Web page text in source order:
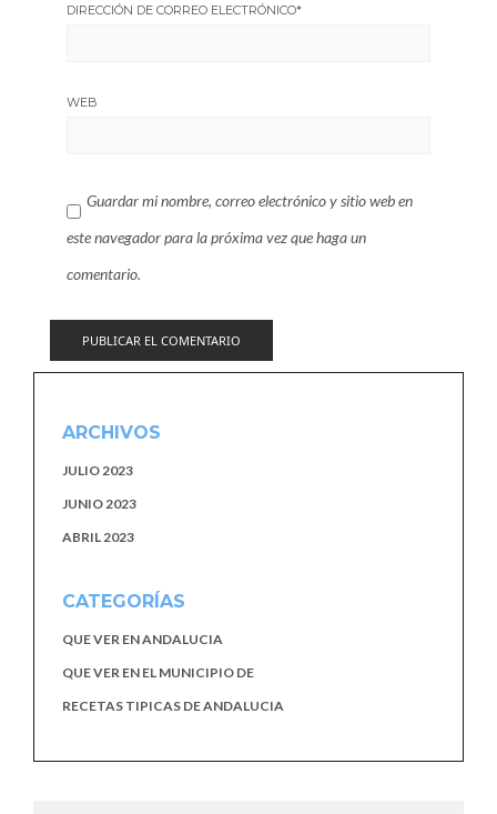
DIRECCIÓN DE CORREO ELECTRÓNICO*
WEB
Guardar mi nombre, correo electrónico y sitio web en
este navegador para la próxima vez que haga un
comentario.
ARCHIVOS
JULIO 2023
JUNIO 2023
ABRIL 2023
CATEGORÍAS
QUE VER EN ANDALUCIA
QUE VER EN EL MUNICIPIO DE
RECETAS TIPICAS DE ANDALUCIA